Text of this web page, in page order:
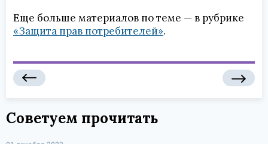
Еще больше материалов по теме — в рубрике
«Защита прав потребителей».
Советуем прочитать